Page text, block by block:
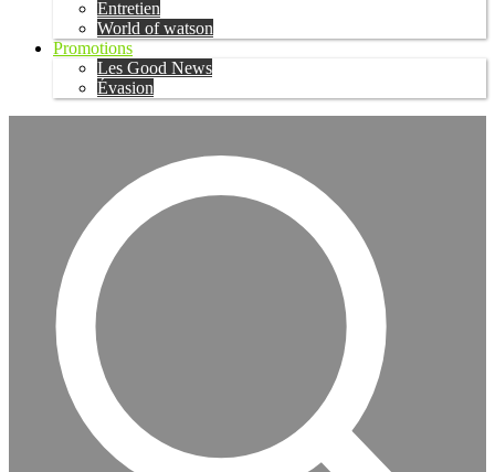
Entretien
World of watson
Promotions
Les Good News
Évasion